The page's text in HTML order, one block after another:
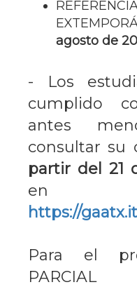
agosto de
- Los
cumplido
antes
consultar su
partir del 21
en
https://
Para el
PARCIAL